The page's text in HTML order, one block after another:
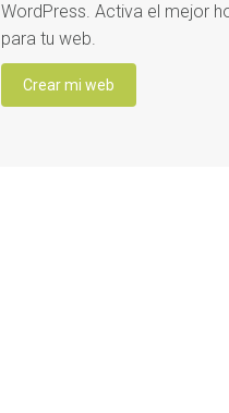
WordPress. Activa el mejor
para tu web.
Crear mi web